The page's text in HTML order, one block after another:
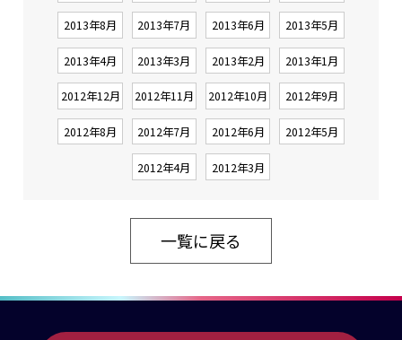
2013年8月 2013年7月 2013年6月 2013年5月
2013年4月 2013年3月 2013年2月 2013年1月
2012年12月 2012年11月 2012年10月 2012年9月
2012年8月 2012年7月 2012年6月 2012年5月
2012年4月 2012年3月
一覧に戻る